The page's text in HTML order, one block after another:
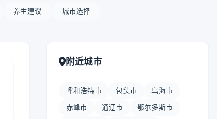
养生建议 城市选择
附近城市
呼和浩特市 包头市 乌海市
赤峰市 通辽市 鄂尔多斯市